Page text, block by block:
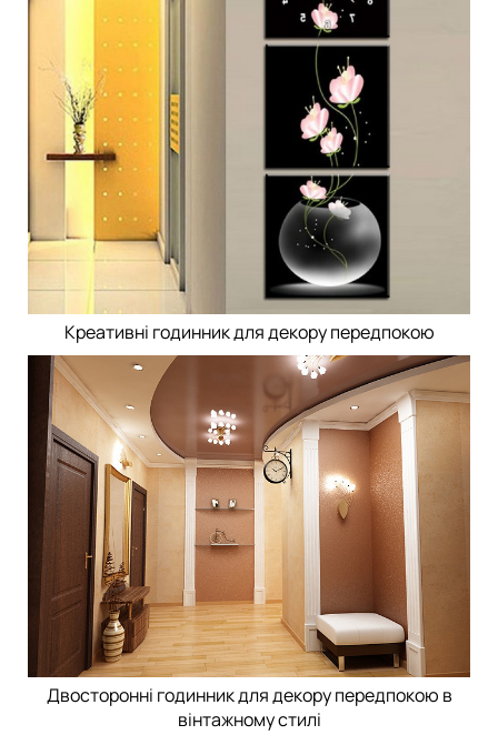
Креативні годинник для декору передпокою
Двосторонні годинник для декору передпокою в
вінтажному стилі